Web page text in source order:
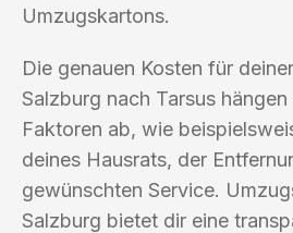
Umzugskartons.
Die genauen Kosten für
Salzburg nach Tarsus
Faktoren ab, wie
deines Hausrats, der
gewünschten Service.
Salzburg bietet dir eine